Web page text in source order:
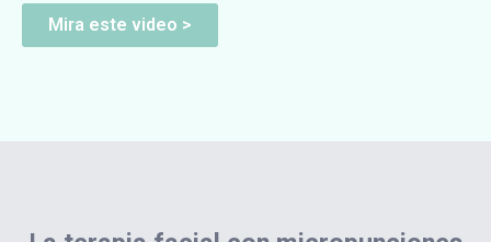
Mira este video >